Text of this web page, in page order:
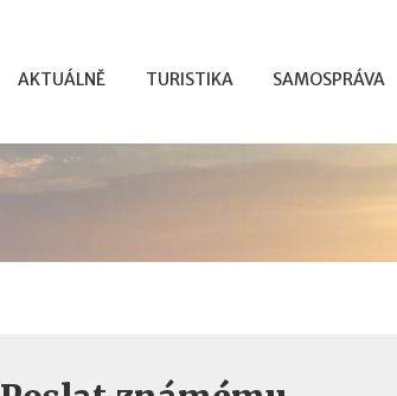
AKTUÁLNĚ TURISTIKA SAMOSPRÁVA